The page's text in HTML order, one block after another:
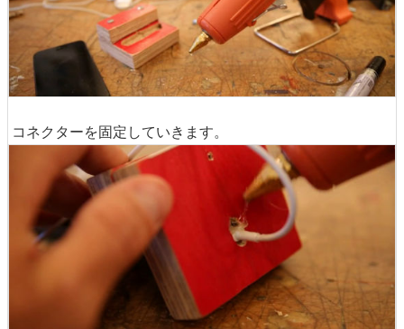
コネクターを固定していきます。